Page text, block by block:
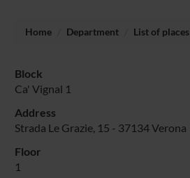
Home Department List of places
Block
Ca' Vignal 1
Address
Strada Le Grazie, 15 - 37134 Verona
Floor
1